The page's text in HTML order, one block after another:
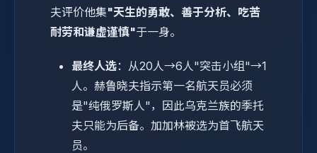
夫评价他集"天生的勇敢、善于分析、吃苦
耐劳和谦虚谨慎"于一身。
最终人选：从20人→6人"突击小组"→1
人。赫鲁晓夫指示第一名航天员必须
是"纯俄罗斯人"，因此乌克兰族的季托
夫只能为后备。加加林被选为首飞航天
员。